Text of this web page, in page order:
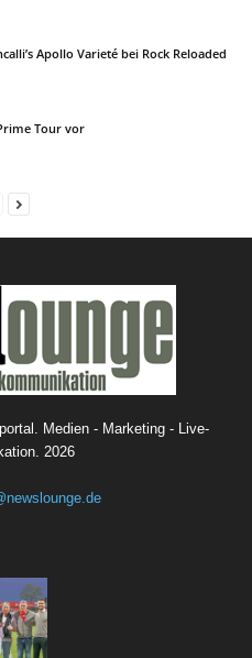
Apollo Varieté bei Rock Reloaded
Tour vor
Medien - Marketing - Live-
2026